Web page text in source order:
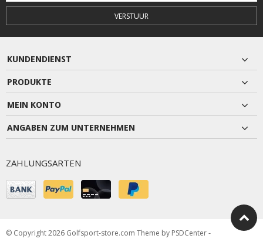
VERSTUUR
KUNDENDIENST
PRODUKTE
MEIN KONTO
ANGABEN ZUM UNTERNEHMEN
ZAHLUNGSARTEN
© Copyright 2026 Golfsport-store.com Theme by PSDCenter-